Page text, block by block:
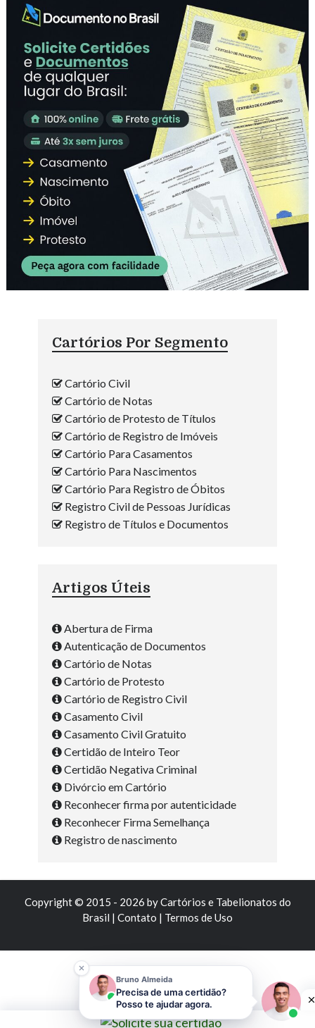
Cartórios Por Segmento
Cartório Civil
Cartório de Notas
Cartório de Protesto de Títulos
Cartório de Registro de Imóveis
Cartório Para Casamentos
Cartório Para Nascimentos
Cartório Para Registro de Óbitos
Registro Civil de Pessoas Jurídicas
Registro de Títulos e Documentos
Artigos Úteis
Abertura de Firma
Autenticação de Documentos
Cartório de Notas
Cartório de Protesto
Cartório de Registro Civil
Casamento Civil
Casamento Civil Gratuito
Certidão de Inteiro Teor
Certidão Negativa Criminal
Divórcio em Cartório
Reconhecer firma por autenticidade
Reconhecer Firma Semelhança
Registro de nascimento
Copyright © 2015 - 2026 byCartórios e Tabelionatos do
Brasil | Contato | Termos de Uso
Bruno Almeida
Precisa de uma certidão?
Posso te ajudar agora.